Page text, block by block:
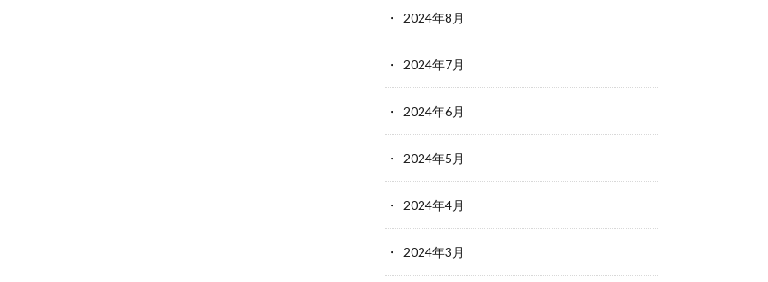
2024年8月
2024年7月
2024年6月
2024年5月
2024年4月
2024年3月